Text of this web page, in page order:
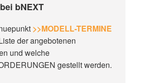
bNEXT
>>MODELL-TERMINE
der angebotenen
und welche
gestellt werden.